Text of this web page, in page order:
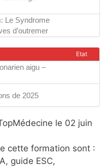
Le Syndrome
d’outremer
Etat
aigu –
de 2025
le 02 juin
cette formation sont :
guide ESC,